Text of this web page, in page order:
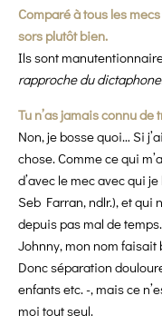
Comparé à tous les
sors plutôt bien.
Ils sont
rapproche du
Tu n’as jamais connu de
Non, je bosse quoi… Si
chose. Comme ce qui
d’avec le mec avec qui
Seb Farran, ndlr.), etqui
depuis pas mal de
Johnny, mon nom
Donc séparation
enfants etc. -, mais ce
moi tout seul.